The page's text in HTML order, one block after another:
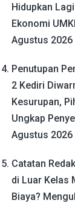
Hidupkan
Ekonomi
Agustus 2026
Penutupan
2 Kediri
Kesurupan,
Ungkap
Agustus 2026
Catatan
di Luar Kelas
Biaya?